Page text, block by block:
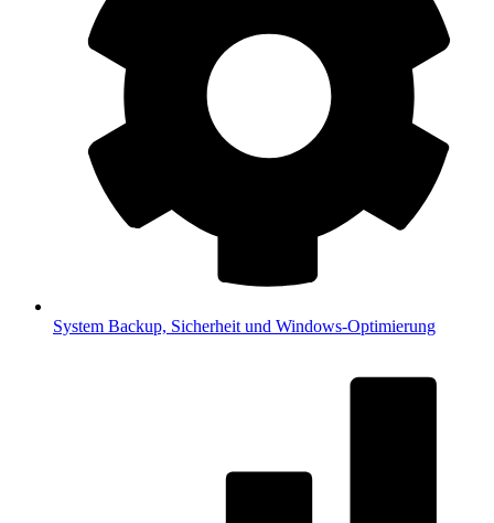
System Backup, Sicherheit und Windows-Optimierung